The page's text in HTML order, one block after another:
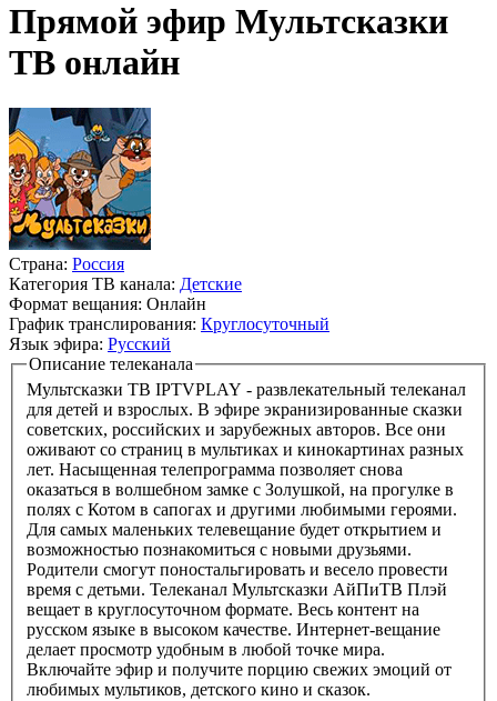
Прямой эфир Мультсказки
ТВ онлайн
Страна: Россия
Категория ТВ канала: Детские
Формат вещания: Онлайн
График транслирования: Круглосуточный
Язык эфира: Русский
Описание телеканала
Мультсказки ТВ IPTVPLAY - развлекательный телеканал
для детей и взрослых. В эфире экранизированные сказки
советских, российских и зарубежных авторов. Все они
оживают со страниц в мультиках и кинокартинах разных
лет. Насыщенная телепрограмма позволяет снова
оказаться в волшебном замке с Золушкой, на прогулке в
полях с Котом в сапогах и другими любимыми героями.
Для самых маленьких телевещание будет открытием и
возможностью познакомиться с новыми друзьями.
Родители смогут поностальгировать и весело провести
время с детьми. Телеканал Мультсказки АйПиТВ Плэй
вещает в круглосуточном формате. Весь контент на
русском языке в высоком качестве. Интернет-вещание
делает просмотр удобным в любой точке мира.
Включайте эфир и получите порцию свежих эмоций от
любимых мультиков, детского кино и сказок.